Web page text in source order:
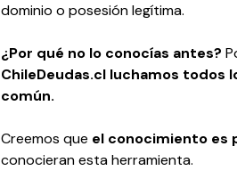
dominio o posesión legítima.
¿Por qué no lo conocías antes?
ChileDeudas.cl luchamos todos
común.
Creemos que el conocimiento es
conocieran esta herramienta.